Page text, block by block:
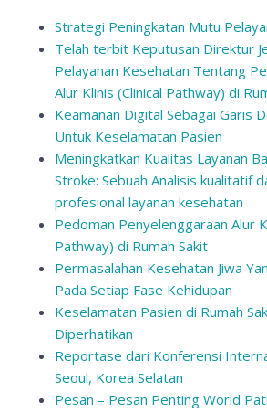
Strategi Peningkatan Mutu
Telah terbit Keputusan Direktur
Pelayanan Kesehatan Tentang
Alur Klinis (Clinical Pathway) di
Keamanan Digital Sebagai Garis
Untuk Keselamatan Pasien
Meningkatkan Kualitas Layanan
Stroke: Sebuah Analisis kualitatif
profesional layanan kesehatan
Pedoman Penyelenggaraan Alur
Pathway) di Rumah Sakit
Permasalahan Kesehatan Jiwa
Pada Setiap Fase Kehidupan
Keselamatan Pasien di Rumah
Diperhatikan
Reportase dari Konferensi
Seoul, Korea Selatan
Pesan – Pesan Penting World